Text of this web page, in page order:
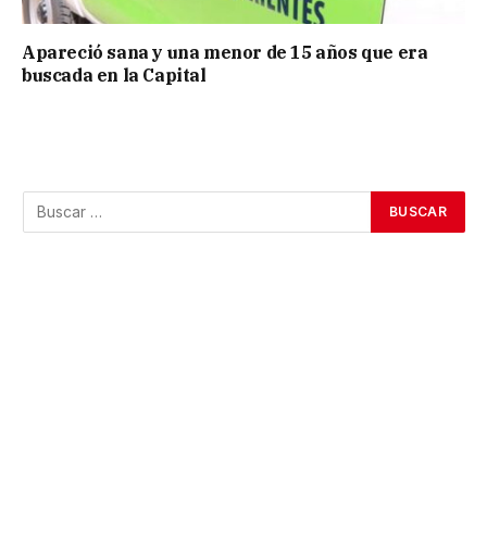
Apareció sana y una menor de 15 años que era
buscada en la Capital